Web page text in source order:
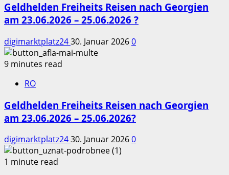
Geldhelden Freiheits Reisen nach Georgien
am 23.06.2026 – 25.06.2026 ?
digimarktplatz2430. Januar 20260
9 minutes read
RO
Geldhelden Freiheits Reisen nach Georgien
am 23.06.2026 – 25.06.2026?
digimarktplatz2430. Januar 20260
1 minute read